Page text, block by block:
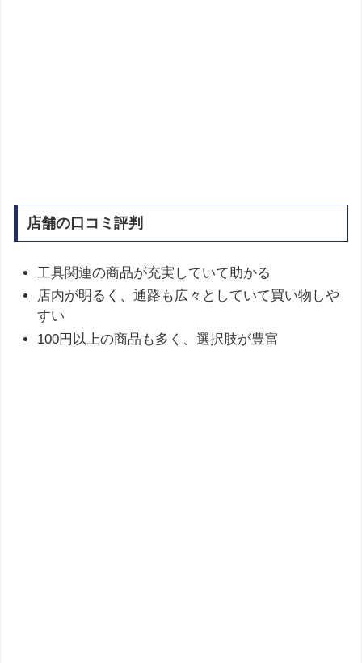
店舗の口コミ評判
工具関連の商品が充実していて助かる
店内が明るく、通路も広々としていて買い物しや
すい
100円以上の商品も多く、選択肢が豊富